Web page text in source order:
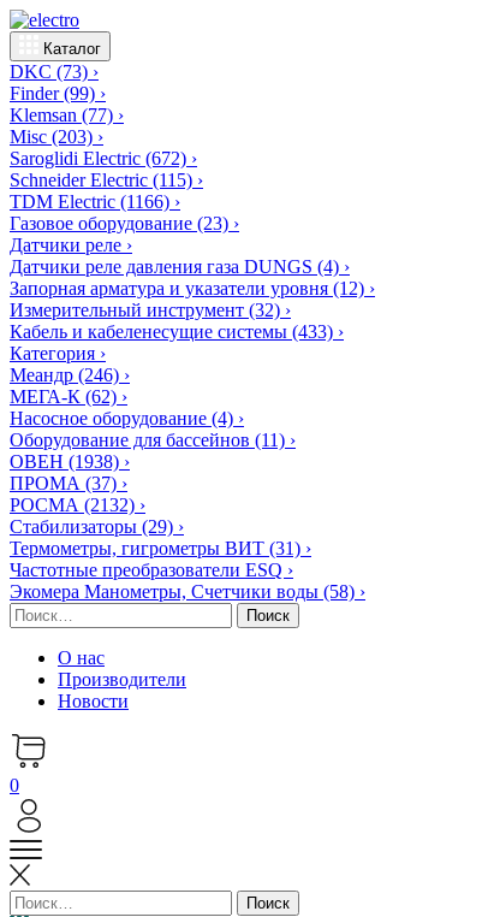
Каталог
DKC (73) ›
Finder(99) ›
Klemsan (77) ›
Misc (203) ›
Saroglidi Electric (672) ›
Schneider Electric (115) ›
TDM Electric (1166) ›
Газовое оборудование (23) ›
Датчики реле ›
Датчики реле давления газа DUNGS (4) ›
Запорная арматура и указатели уровня (12) ›
Измерительный инструмент (32) ›
Кабель и кабеленесущие системы (433) ›
Категория ›
Меандр (246) ›
МЕГА-К (62) ›
Насосное оборудование (4) ›
Оборудование для бассейнов (11) ›
ОВЕН (1938) ›
ПРОМА (37) ›
РОСМА (2132) ›
Стабилизаторы (29) ›
Термометры, гигрометры ВИТ (31) ›
Частотные преобразователи ESQ ›
Экомера Манометры, Счетчики воды (58) ›
Найти:
О нас
Производители
Новости
0
Найти: